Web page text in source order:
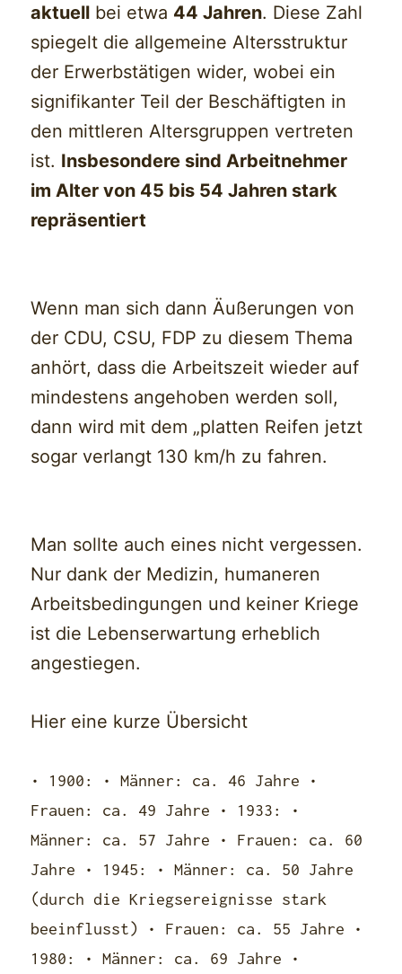
aktuell bei etwa 44 Jahren. Diese Zahl
spiegelt die allgemeine Altersstruktur
der Erwerbstätigen wider, wobei ein
signifikanter Teil der Beschäftigten in
den mittleren Altersgruppen vertreten
ist. Insbesondere sind Arbeitnehmer
im Alter von 45 bis 54 Jahren stark
repräsentiert
Wenn man sich dann Äußerungen von
der CDU, CSU, FDP zu diesem Thema
anhört, dass die Arbeitszeit wieder auf
mindestens angehoben werden soll,
dann wird mit dem „platten Reifen jetzt
sogar verlangt 130 km/h zu fahren.
Man sollte auch eines nicht vergessen.
Nur dank der Medizin, humaneren
Arbeitsbedingungen und keiner Kriege
ist die Lebenserwartung erheblich
angestiegen.
Hier eine kurze Übersicht
• 1900: • Männer: ca. 46 Jahre •
Frauen: ca. 49 Jahre • 1933: •
Männer: ca. 57 Jahre • Frauen: ca. 60
Jahre • 1945: • Männer: ca. 50 Jahre
(durch die Kriegsereignisse stark
beeinflusst) • Frauen: ca. 55 Jahre •
1980: • Männer: ca. 69 Jahre •